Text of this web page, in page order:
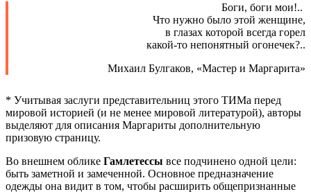
Боги, боги мои!..
Что нужно было этой женщине,
в глазах которой всегда горел
какой-то непонятный огонечек?..
Михаил Булгаков, «Мастер и Маргарита»
* Учитывая заслуги представительниц этого ТИМа перед
мировой историей (и не менее мировой литературой), авторы
выделяют для описания Маргариты дополнительную
призовую страницу.
Во внешнем облике Гамлетессы все подчинено одной цели:
быть заметной и замеченной. Основное предназначение
одежды она видит в том, чтобы расширить общепризнанные